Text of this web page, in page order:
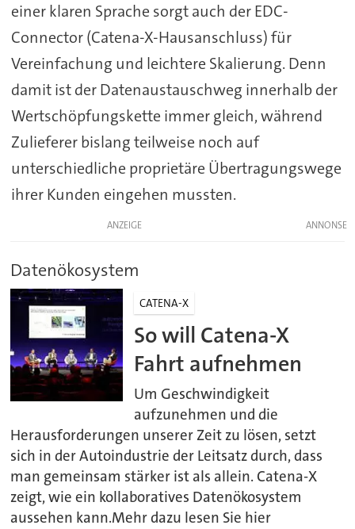
einer klaren Sprache sorgt auch der EDC-
Connector (Catena-X-Hausanschluss) für
Vereinfachung und leichtere Skalierung. Denn
damit ist der Datenaustauschweg innerhalb der
Wertschöpfungskette immer gleich, während
Zulieferer bislang teilweise noch auf
unterschiedliche proprietäre Übertragungswege
ihrer Kunden eingehen mussten.
ANZEIGE
Datenökosystem
CATENA-X
So will Catena-X
Fahrt aufnehmen
Um Geschwindigkeit
aufzunehmen und die
Herausforderungen unserer Zeit zu lösen, setzt
sich in der Autoindustrie der Leitsatz durch, dass
man gemeinsam stärker ist als allein. Catena-X
zeigt, wie ein kollaboratives Datenökosystem
aussehen kann.Mehr dazu lesen Sie hier